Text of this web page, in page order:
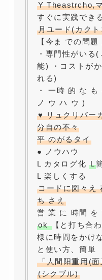
Y Theastrcho,
すぐに実践でき
月ユード(カク
【今ま での問題
・専門性がい
能) ・コストが
れる)
・ 一時 的 な
ノ ウ ハ ウ )
♥ リュクリバー
分自の不々
平 のがるタイ
● ノウハウ
L カタログ化 L
L 楽しくする
コードに図々え
ち さえ
営 業 に 時間 を
ok【と打ち合
様に時間をかけ
と使い方、簡単
「人間阳重用(
(シクブル)